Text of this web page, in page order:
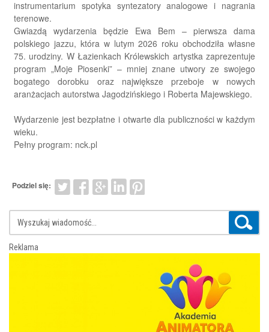
instrumentarium spotyka syntezatory analogowe i nagrania
terenowe.
Gwiazdą wydarzenia będzie Ewa Bem – pierwsza dama
polskiego jazzu, która w lutym 2026 roku obchodziła własne
75. urodziny. W Łazienkach Królewskich artystka zaprezentuje
program „Moje Piosenki” – mniej znane utwory ze swojego
bogatego dorobku oraz największe przeboje w nowych
aranżacjach autorstwa Jagodzińskiego i Roberta Majewskiego.
Wydarzenie jest bezpłatne i otwarte dla publiczności w każdym
wieku.
Pełny program: nck.pl
Podziel się:
Reklama